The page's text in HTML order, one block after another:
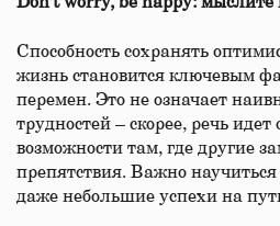
Способность сохранять
жизнь становится ключевым
перемен. Это не означает
трудностей – скорее, речь
возможности там, где другие
препятствия. Важно
даже небольшие успехи на